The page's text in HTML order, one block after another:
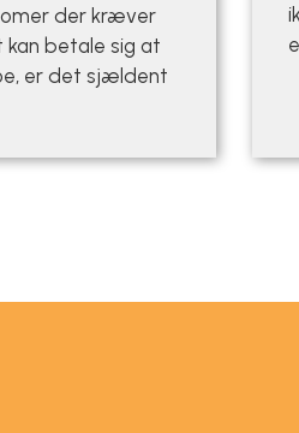
der kræver
betale sig at
er det sjældent